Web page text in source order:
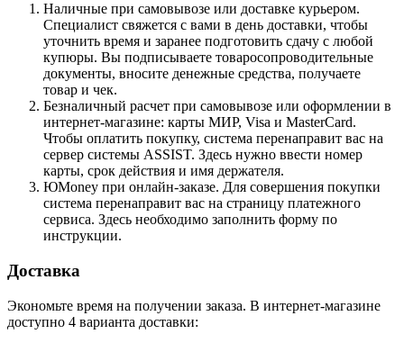
Наличные при самовывозе или доставке курьером.
Специалист свяжется с вами в день доставки, чтобы
уточнить время и заранее подготовить сдачу с любой
купюры. Вы подписываете товаросопроводительные
документы, вносите денежные средства, получаете
товар и чек.
Безналичный расчет при самовывозе или оформлении в
интернет-магазине: карты МИР, Visa и MasterCard.
Чтобы оплатить покупку, система перенаправит вас на
сервер системы ASSIST. Здесь нужно ввести номер
карты, срок действия и имя держателя.
ЮMoney при онлайн-заказе. Для совершения покупки
система перенаправит вас на страницу платежного
сервиса. Здесь необходимо заполнить форму по
инструкции.
Доставка
Экономьте время на получении заказа. В интернет-магазине
доступно 4 варианта доставки: